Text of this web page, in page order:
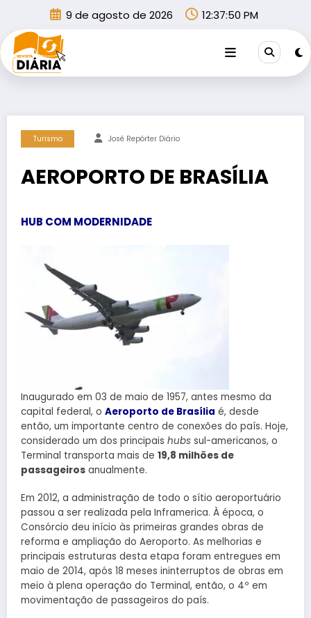
conteúdo
9 de agosto de 2026 12:37:50 PM
Turismo José Repórter Diário
AEROPORTO DE BRASÍLIA
HUB COM MODERNIDADE
Inaugurado em 03 de maio de 1957, antes mesmo da
capital federal, o Aeroporto de Brasília é, desde
então, um importante centro de conexões do país. Hoje,
considerado um dos principais hubs sul-americanos, o
Terminal transporta mais de 19,8 milhões de
passageiros anualmente.
Em 2012, a administração de todo o sítio aeroportuário
passou a ser realizada pela Inframerica. À época, o
Consórcio deu início às primeiras grandes obras de
reforma e ampliação do Aeroporto. As melhorias e
principais estruturas desta etapa foram entregues em
maio de 2014, após 18 meses ininterruptos de obras em
meio à plena operação do Terminal, então, o 4º em
movimentação de passageiros do país.